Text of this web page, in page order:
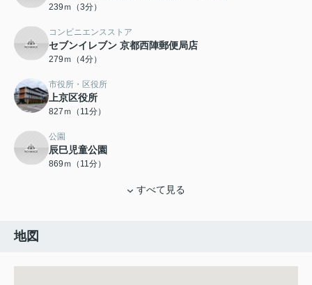
239ｍ（3分）
コンビニエンスストア
セブンイレブン 京都西陣郵便局店
279ｍ（4分）
市役所・区役所
上京区役所
827ｍ（11分）
公園
辰巳児童公園
869ｍ（11分）
すべて見る
地図